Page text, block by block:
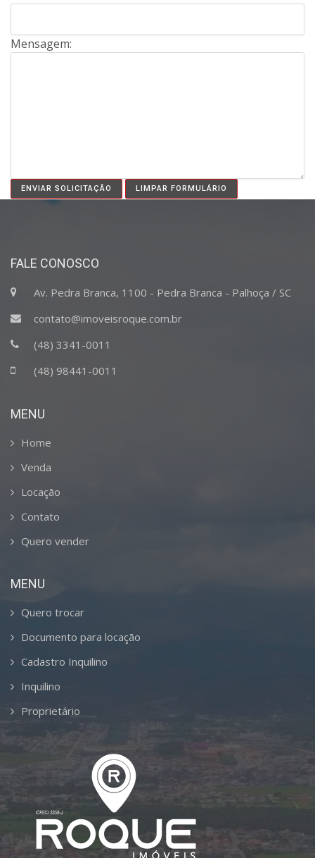
Mensagem:
FALE CONOSCO
Av. Pedra Branca, 1100 - Pedra Branca - Palhoça / SC
contato@imoveisroque.com.br
(48) 3341-0011
(48) 98441-0011
MENU
Home
Venda
Locação
Contato
Quero vender
MENU
Quero trocar
Documento para locação
Cadastro Inquilino
Inquilino
Proprietário